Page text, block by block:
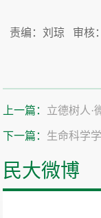
责编：刘琼 审核
上一篇： 立德树人·
下一篇： 生命科学
民大微博